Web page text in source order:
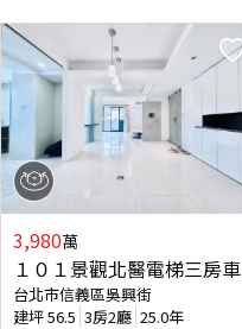
3,980萬
１０１景觀北醫電梯三房車
台北市信義區吳興街
建坪56.5 3房2廳 25.0年